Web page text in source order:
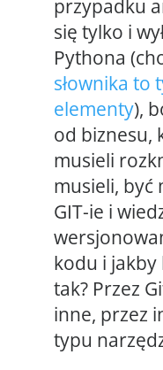
przypadku
się tylko i
Pythona
słownika to
elementy),
od biznesu,
musieli
musieli, być
GIT-ie i
kodu i
tak? Przez
inne, przez
typu